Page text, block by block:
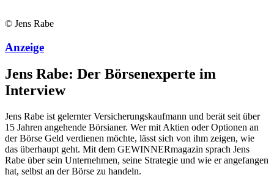
© Jens Rabe
Anzeige
Jens Rabe: Der Börsenexperte im
Interview
Jens Rabe ist gelernter Versicherungskaufmann und berät seit über
15 Jahren angehende Börsianer. Wer mit Aktien oder Optionen an
der Börse Geld verdienen möchte, lässt sich von ihm zeigen, wie
das überhaupt geht. Mit dem GEWINNERmagazin sprach Jens
Rabe über sein Unternehmen, seine Strategie und wie er angefangen
hat, selbst an der Börse zu handeln.